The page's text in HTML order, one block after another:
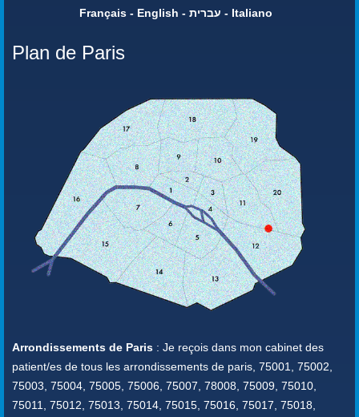
Français - English - עברית - Italiano
Plan de Paris
Arrondissements de Paris : Je reçois dans mon cabinet des
patient/es de tous les arrondissements de paris, 75001, 75002,
75003, 75004, 75005, 75006, 75007, 78008, 75009, 75010,
75011, 75012, 75013, 75014, 75015, 75016, 75017, 75018,